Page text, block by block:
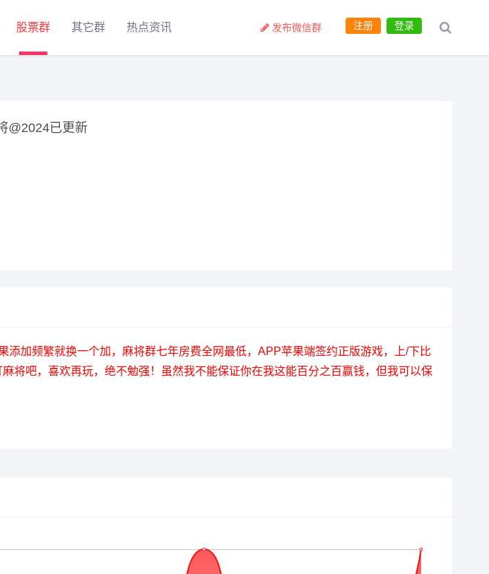
股票群 其它群 热点资讯 登录
注册
发布微信群
@2024已更新
加频繁就换一个加，麻将群七年房费全网最低，APP苹果端签约正版游戏，上/下比
将吧，喜欢再玩，绝不勉强！虽然我不能保证你在我这能百分之百赢钱，但我可以保